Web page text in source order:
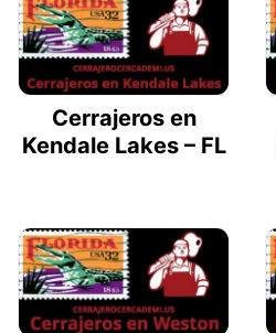
Cerrajeros en
Kendale Lakes – FL